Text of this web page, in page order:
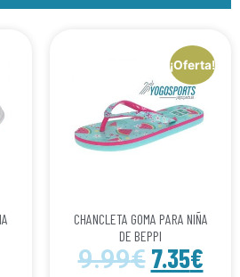
¡Oferta!
CHANCLETA GOMA PARA NIÑA
DE BEPPI
9.99€ 7.35€